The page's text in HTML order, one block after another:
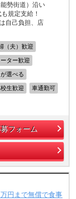
勢街道）沿い
規定支給！
自己負担、店
（夫）歓迎
ター歓迎
選べる
生歓迎
車通勤可
フォーム
円まで無償で食事